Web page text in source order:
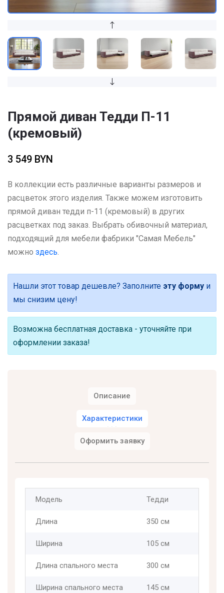
Прямой диван Тедди П-11
(кремовый)
3 549 BYN
В коллекции есть различные варианты размеров и
расцветок этого изделия. Также можем изготовить
прямой диван тедди п-11 (кремовый) в других
расцветках под заказ. Выбрать обивочный материал,
подходящий для мебели фабрики "Самая Мебель"
можно здесь.
Нашли этот товар дешевле? Заполните эту форму и
мы снизим цену!
Возможна бесплатная доставка - уточняйте при
оформлении заказа!
Описание
Характеристики
Оформить заявку
Модель Тедди
Длина 350 см
Ширина 105 см
Длина спального места 300 см
Ширина спального места 145 см